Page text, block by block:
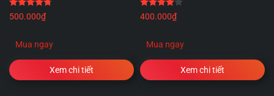
5 sao
500.000₫
Mua ngay
Xem chi tiết
400.000₫
Mua ngay
Xem chi tiết